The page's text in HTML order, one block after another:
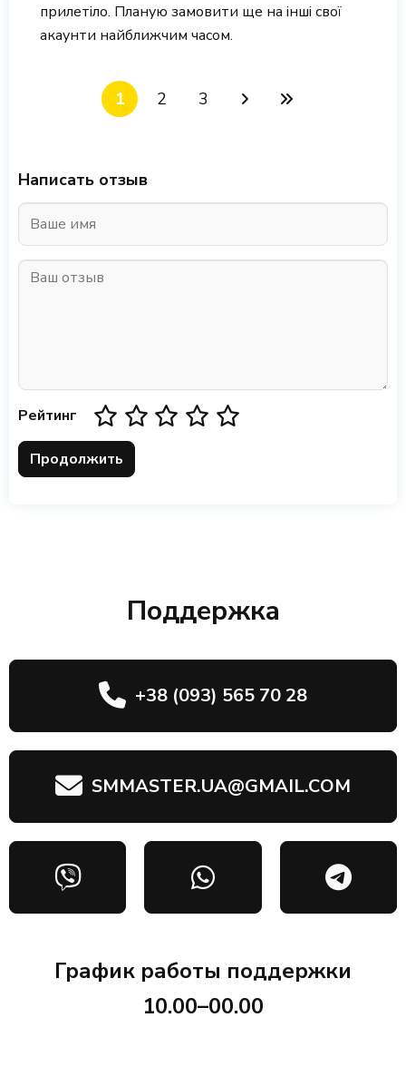
прилетіло. Планую замовити ще на інші свої
акаунти найближчим часом.
1 2 3
Написать отзыв
Рейтинг
Продолжить
Поддержка
+38 (093) 565 70 28
SMMASTER.UA@GMAIL.COM
График работы поддержки
10.00–00.00